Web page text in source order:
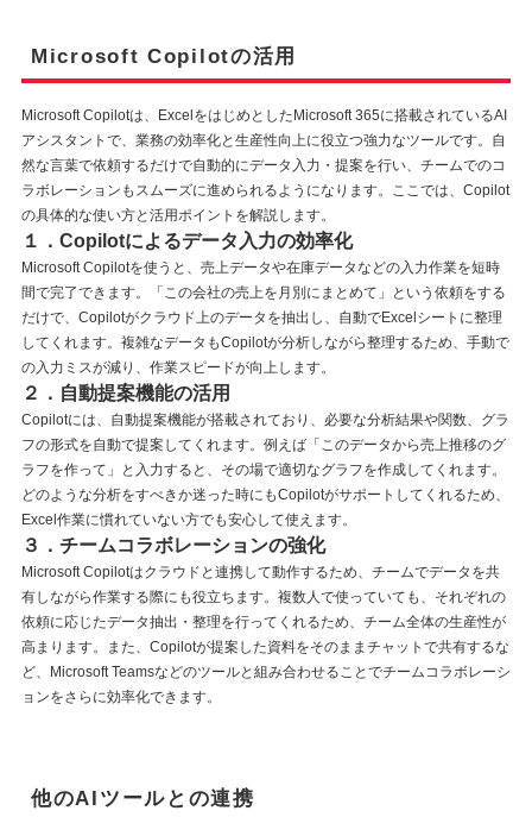
Microsoft Copilotの活用
Microsoft Copilotは、ExcelをはじめとしたMicrosoft 365に搭載されているAI
アシスタントで、業務の効率化と生産性向上に役立つ強力なツールです。自
然な言葉で依頼するだけで自動的にデータ入力・提案を行い、チームでのコ
ラボレーションもスムーズに進められるようになります。ここでは、Copilot
の具体的な使い方と活用ポイントを解説します。
１．Copilotによるデータ入力の効率化
Microsoft Copilotを使うと、売上データや在庫データなどの入力作業を短時
間で完了できます。「この会社の売上を月別にまとめて」という依頼をする
だけで、Copilotがクラウド上のデータを抽出し、自動でExcelシートに整理
してくれます。複雑なデータもCopilotが分析しながら整理するため、手動で
の入力ミスが減り、作業スピードが向上します。
２．自動提案機能の活用
Copilotには、自動提案機能が搭載されており、必要な分析結果や関数、グラ
フの形式を自動で提案してくれます。例えば「このデータから売上推移のグ
ラフを作って」と入力すると、その場で適切なグラフを作成してくれます。
どのような分析をすべきか迷った時にもCopilotがサポートしてくれるため、
Excel作業に慣れていない方でも安心して使えます。
３．チームコラボレーションの強化
Microsoft Copilotはクラウドと連携して動作するため、チームでデータを共
有しながら作業する際にも役立ちます。複数人で使っていても、それぞれの
依頼に応じたデータ抽出・整理を行ってくれるため、チーム全体の生産性が
高まります。また、Copilotが提案した資料をそのままチャットで共有するな
ど、Microsoft Teamsなどのツールと組み合わせることでチームコラボレーシ
ョンをさらに効率化できます。
他のAIツールとの連携